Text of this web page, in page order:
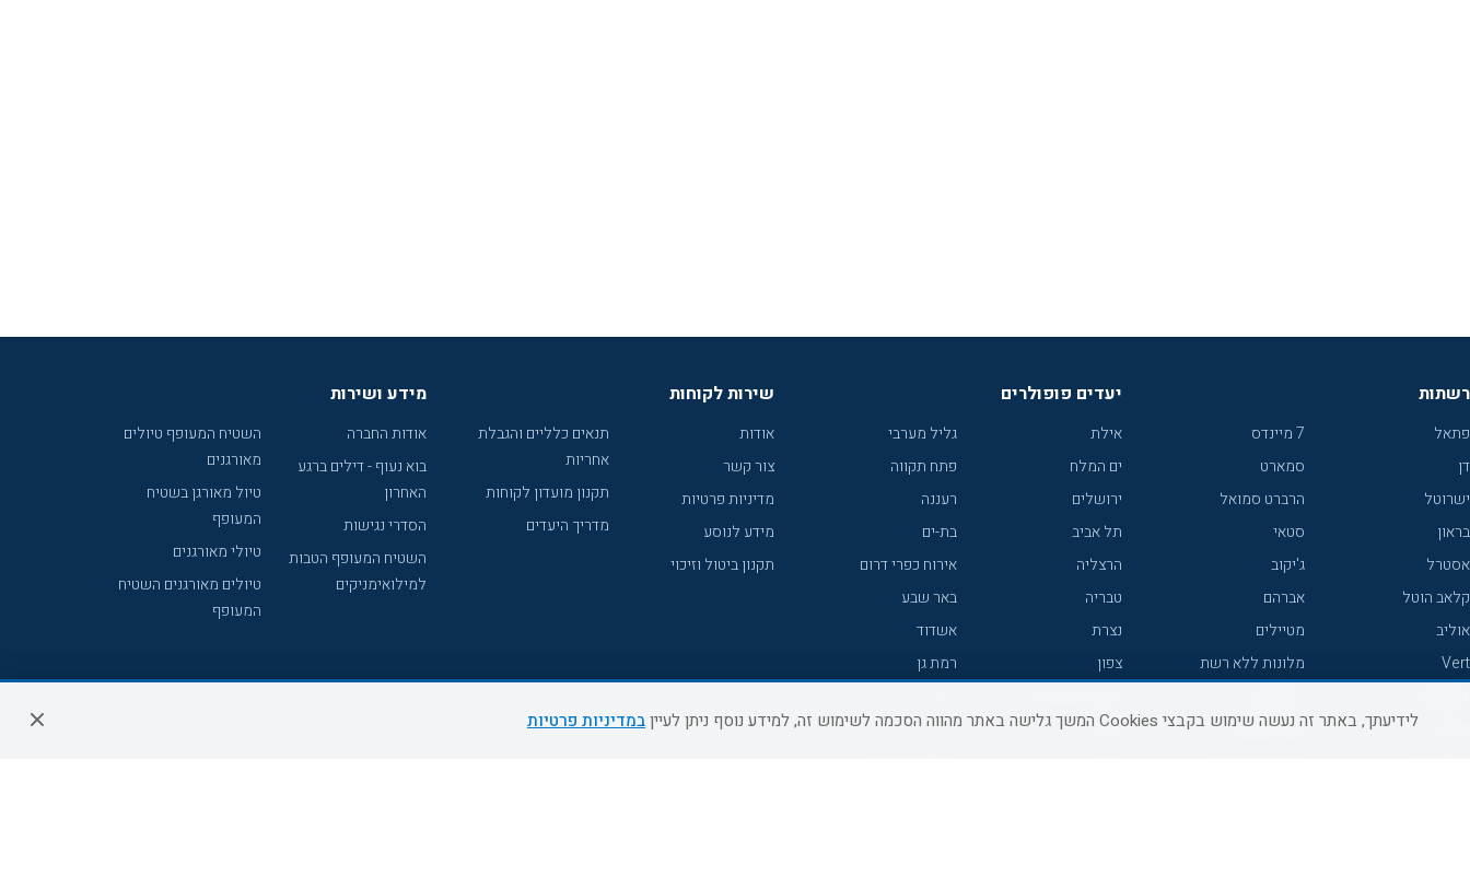
רשתות
פתאל
דן
ישרוטל
בראון
אסטרל
קלאב הוטל
אוליב
Vert
7 מיינדס
סמארט
הרברט סמואל
סטאי
ג'יקוב
אברהם
מטיילים
מלונות ללא רשת
קראון פלאזה
יעדים פופולרים
אילת
ים המלח
ירושלים
תל אביב
הרצליה
טבריה
נצרת
צפון
נתניה
גליל מערבי
פתח תקווה
רעננה
בת-ים
אירוח כפרי דרום
באר שבע
אשדוד
רמת גן
עכו
שירות לקוחות
אודות
צור קשר
מדיניות פרטיות
מידע לנוסע
תקנון ביטול וזיכוי
תנאים כלליים והגבלת
אחריות
תקנון מועדון לקוחות
מדריך היעדים
מידע ושירות
אודות החברה
בוא נעוף - דילים ברגע
האחרון
הסדרי נגישות
השטיח המעופף הטבות
למילואימניקים
השטיח המעופף טיולים
מאורגנים
טיול מאורגן בשטיח
המעופף
טיולי מאורגנים
טיולים מאורגנים השטיח
המעופף
לידיעתך, באתר זה נעשה שימוש בקבצי Cookies המשך גלישה באתר מהווה הסכמה לשימוש זה, למידע נוסף ניתן לעיין במדיניות פרטיות